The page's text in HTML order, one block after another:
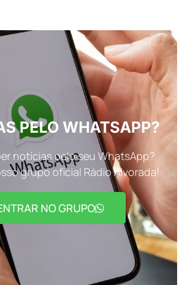
PELO WHATSAPP?
notícias pelo seu WhatsApp?
grupo oficial Rádio Alvorada!
NO GRUPO